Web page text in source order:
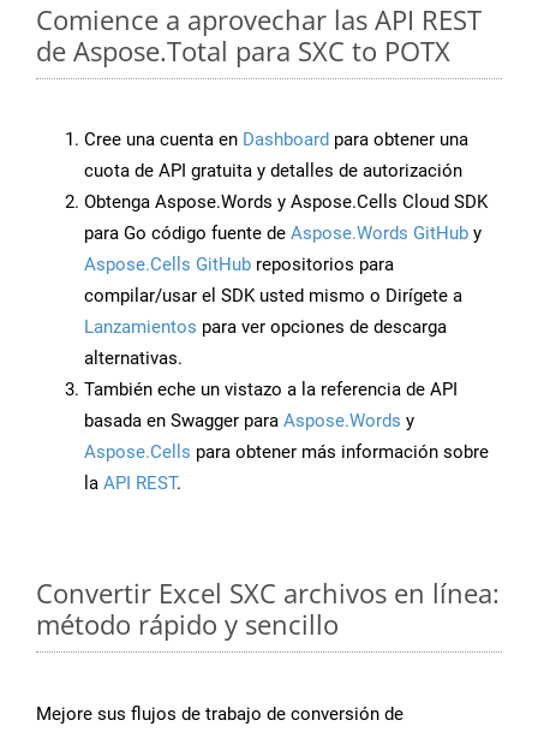
Comience a aprovechar las API REST
de Aspose.Total para SXC to POTX
Cree una cuenta en Dashboard para obtener una
cuota de API gratuita y detalles de autorización
Obtenga Aspose.Words y Aspose.Cells Cloud SDK
para Go código fuente de Aspose.Words GitHub y
Aspose.Cells GitHub repositorios para
compilar/usar el SDK usted mismo o Dirígete a
Lanzamientos para ver opciones de descarga
alternativas.
También eche un vistazo a la referencia de API
basada en Swagger para Aspose.Words y
Aspose.Cells para obtener más información sobre
la API REST.
Convertir Excel SXC archivos en línea:
método rápido y sencillo
Mejore sus flujos de trabajo de conversión de